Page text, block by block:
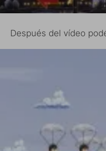
Después del vídeo